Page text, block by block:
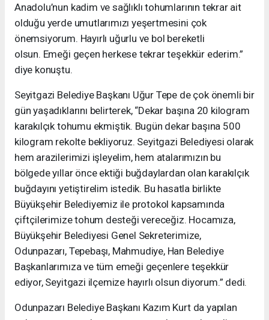
Anadolu’nun kadim ve sağlıklı tohumlarının tekrar ait
olduğu yerde umutlarımızı yeşertmesini çok
önemsiyorum. Hayırlı uğurlu ve bol bereketli
olsun. Emeği geçen herkese tekrar teşekkür ederim.”
diye konuştu.
Seyitgazi Belediye Başkanı Uğur Tepe de çok önemli bir
gün yaşadıklarını belirterek, “Dekar başına 20 kilogram
karakılçık tohumu ekmiştik. Bugün dekar başına 500
kilogram rekolte bekliyoruz. Seyitgazi Belediyesi olarak
hem arazilerimizi işleyelim, hem atalarımızın bu
bölgede yıllar önce ektiği buğdaylardan olan karakılçık
buğdayını yetiştirelim istedik. Bu hasatla birlikte
Büyükşehir Belediyemiz ile protokol kapsamında
çiftçilerimize tohum desteği vereceğiz. Hocamıza,
Büyükşehir Belediyesi Genel Sekreterimize,
Odunpazarı, Tepebaşı, Mahmudiye, Han Belediye
Başkanlarımıza ve tüm emeği geçenlere teşekkür
ediyor, Seyitgazi ilçemize hayırlı olsun diyorum.” dedi.
Odunpazarı Belediye Başkanı Kazım Kurt da yapılan